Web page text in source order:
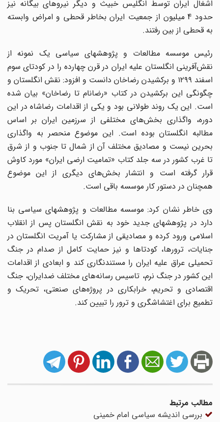
اشغال ایران توسط انگلیس خبیث و دیگر نیروهای بیگانه نیز
حدود 4 میلیون از جمعیت ایران بخاطر قحطی و امراض وابسته
به قحطی از بین رفتند.
رئیس موسسه مطالعات و پژوهشهای سیاسی یک نمونه از
نقش‌آفرینی انگلستان علیه ایران در قرن چهارده را در کودتای سوم
اسفند ۱۲۹۹ و برکشیدن رضاخان دانست و افزود: نقش انگلستان و
چگونگی این برکشیدن در کتاب «رضانام تا رضاخان» بیان شده
است. این یک روند طولانی بود و یکی از اقدامات رضاشاه در این
دوره، واگذاری بخش‌های مختلفی از سرزمین ایران بر اساس
مطالبه انگلستان بوده است. این موضوع منحصر به واگذاری
بحرین نیست و مصادیق مختلف آن از شمال تا جنوب و از شرق
تا غرب کشور در سه جلد کتاب «تمامیت ارضی ایران» مورد کاوش
قرار گرفته است و انتشار بخش‌های دیگری از این موضوع
همچنان در دستور کار موسسه باقی است.
وی خاطر نشان کرد: موسسه مطالعات و پژوهشهای سیاسی بنا
دارد در پژوهشهای جدید خود به نقش انگلستان پس از انقلاب
اسلامی ورود کرده و مصادیقی از مشارکت یا آمریت انگلستان در
جنایات، ترورها، کودتاها و نیز حمایت کامل از صدام در جنگ
تحمیلی عراق علیه ایران را مستندنگاری کند و ابعادی از اقدامات
این کشور در جنگ نرم، تاسیس رسانه‌های مختلف ضدایران، جنگ
اقتصادی و تحریم، خرابکاری در پروژه‌های صنعتی، تحریک و
تطمیع برای اغتشاشگری و ترور‌ را تبیین کند.
مطالب مرتبط
بررسی اندیشه سیاسی امام خمینی